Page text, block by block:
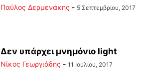
Παύλος Δερμενάκης - 5 Σεπτεμβρίου, 2017
Δεν υπάρχει μνημόνιο light
Νίκος Γεωργιάδης - 11 Ιουλίου, 2017